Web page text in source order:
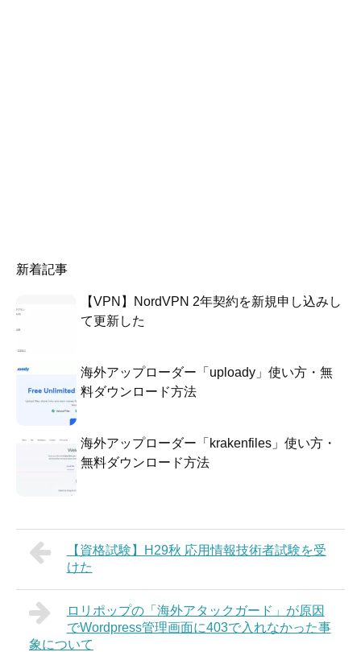
新着記事
【VPN】NordVPN 2年契約を新規申し込みし
て更新した
海外アップローダー「uploady」使い方・無
料ダウンロード方法
海外アップローダー「krakenfiles」使い方・
無料ダウンロード方法
【資格試験】H29秋 応用情報技術者試験を受
けた
ロリポップの「海外アタックガード」が原因
でWordpress管理画面に403で入れなかった事
象について